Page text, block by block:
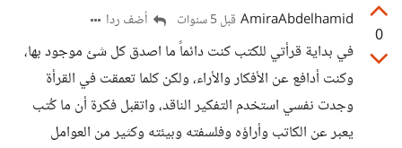
0
AmiraAbdelhamid قبل 5 سنوات أضف ردا
في بداية قرأتي للكتب كنت دائماً ما اصدق كل شئ موجود بها،
وكنت أدافع عن الأفكار والأراء، ولكن كلما تعمقت في القرأة
وجدت نفسي استخدم التفكير الناقد، واتقبل فكرة أن ما كُتب
يعبر عن الكاتب وأراؤه وفلسفته وبيئته وكثير من العوامل